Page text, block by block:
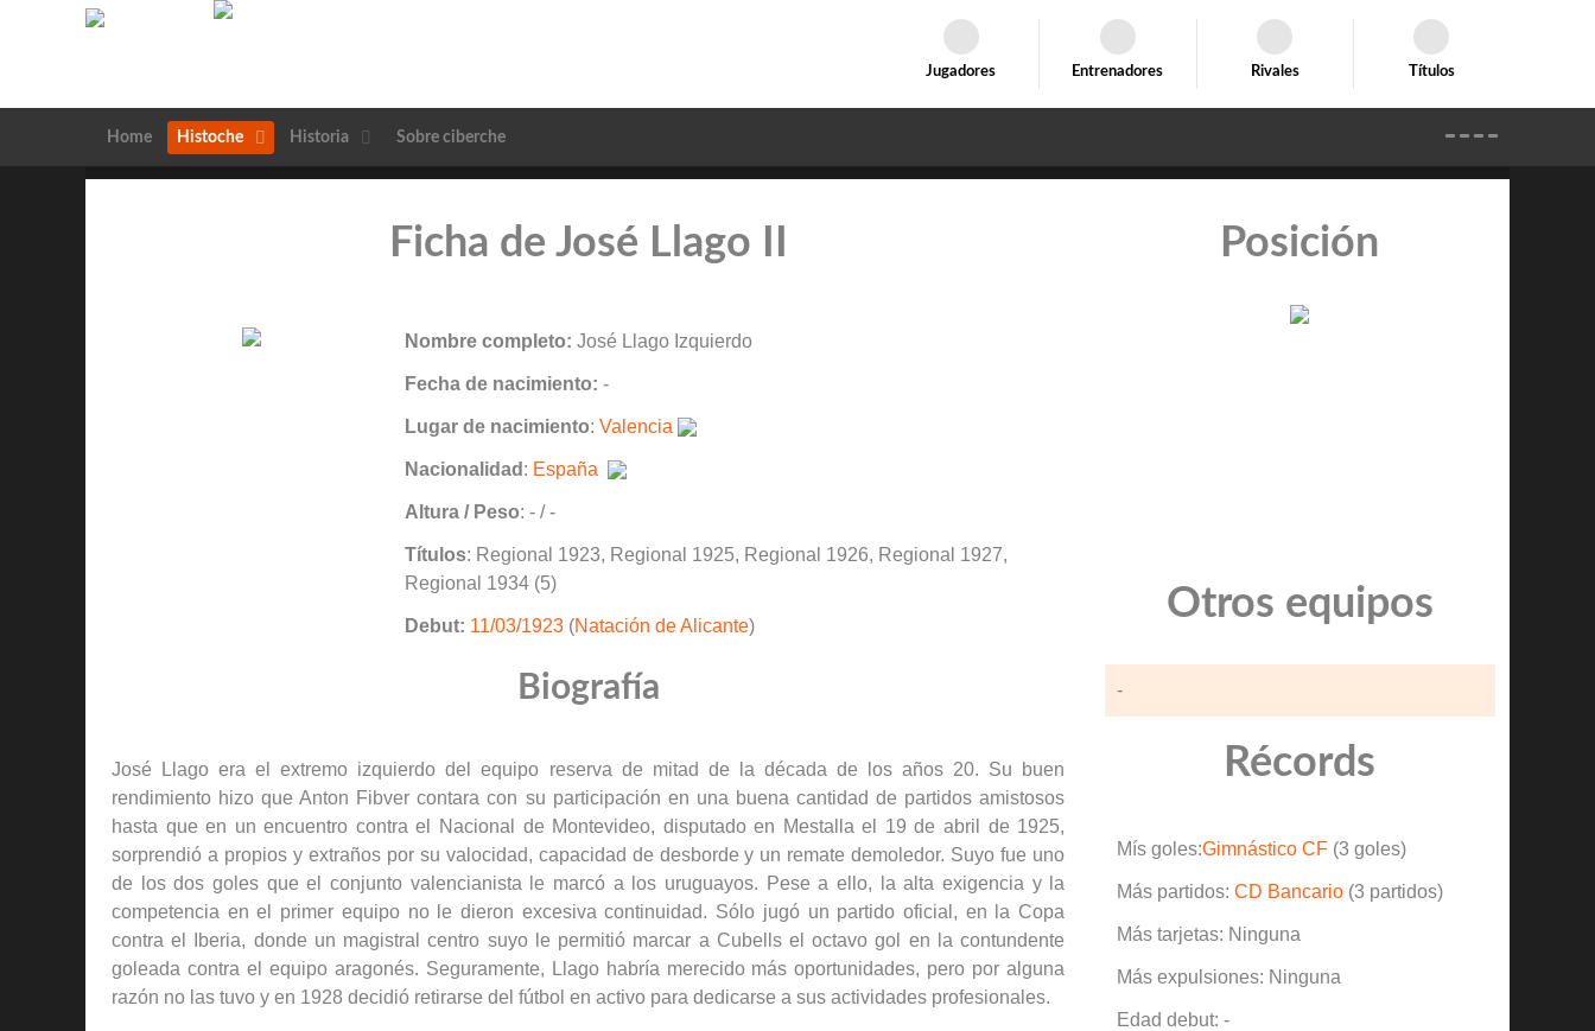
Jugadores Entrenadores Rivales Títulos
Home Histoche Historia Sobre ciberche
Ficha de José Llago II
Nombre completo: José Llago Izquierdo
Fecha de nacimiento: -
Lugar de nacimiento: Valencia
Nacionalidad : España
Altura / Peso: - / -
Títulos: Regional 1923, Regional 1925, Regional 1926, Regional 1927,
Regional 1934 (5)
Debut: 11/03/1923(Natación de Alicante)
Biografía
José Llago era el extremo izquierdo del equipo reserva de mitad de la década de los años 20. Su buen
rendimiento hizo que Anton Fibver contara con su participación en una buena cantidad de partidos amistosos
hasta que en un encuentro contra el Nacional de Montevideo, disputado en Mestalla el 19 de abril de 1925,
sorprendió a propios y extraños por su valocidad, capacidad de desborde y un remate demoledor. Suyo fue uno
de los dos goles que el conjunto valencianista le marcó a los uruguayos. Pese a ello, la alta exigencia y la
competencia en el primer equipo no le dieron excesiva continuidad. Sólo jugó un partido oficial, en la Copa
contra el Iberia, donde un magistral centro suyo le permitió marcar a Cubells el octavo gol en la contundente
goleada contra el equipo aragonés. Seguramente, Llago habría merecido más oportunidades, pero por alguna
razón no las tuvo y en 1928 decidió retirarse del fútbol en activo para dedicarse a sus actividades profesionales.
Posición
Otros equipos
-
Récords
Mís goles:Gimnástico CF(3 goles)
Más partidos: CD Bancario(3 partidos)
Más tarjetas: Ninguna
Más expulsiones: Ninguna
Edad debut: -